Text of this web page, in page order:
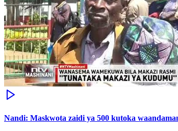
Nandi: Maskwota zaidi ya 500 kutoka